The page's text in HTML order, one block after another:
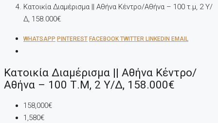
Κατοικία Διαμέρισμα || Αθήνα Κέντρο/Αθήνα – 100 τ.μ, 2 Υ/
Δ, 158.000€
WHATSAPP PINTEREST FACEBOOK TWITTER LINKEDIN EMAIL
Κατοικία Διαμέρισμα || Αθήνα Κέντρο/
Αθήνα – 100 Τ.μ, 2 Υ/Δ, 158.000€
158,000€
1,580€